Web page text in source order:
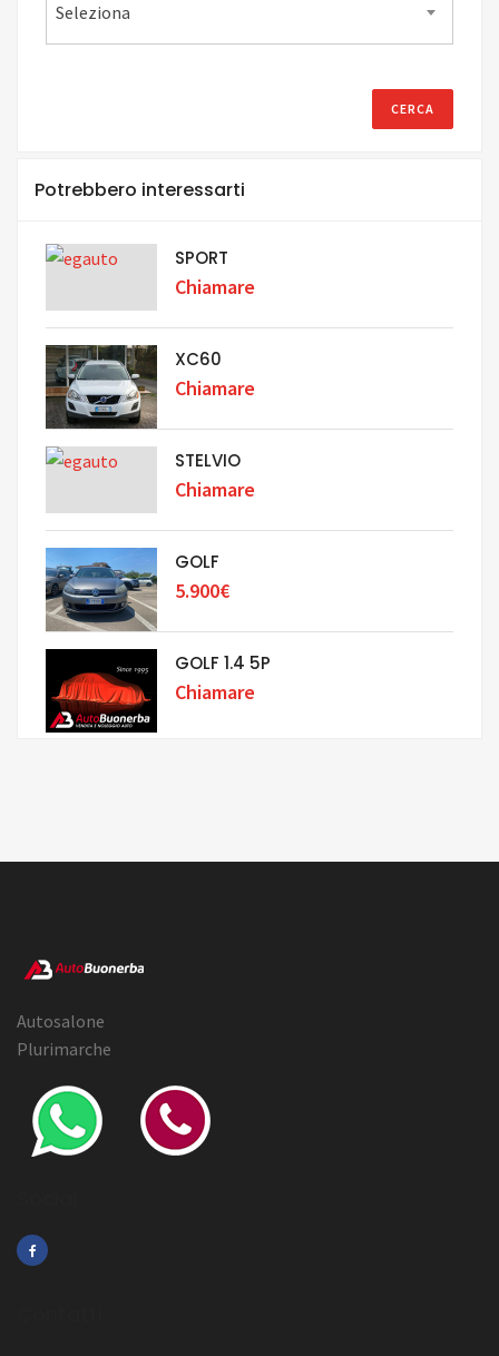
Seleziona
Potrebbero interessarti
SPORT
Chiamare
XC60
Chiamare
STELVIO
Chiamare
GOLF
5.900€
GOLF 1.4 5P
Chiamare
Autosalone
Plurimarche